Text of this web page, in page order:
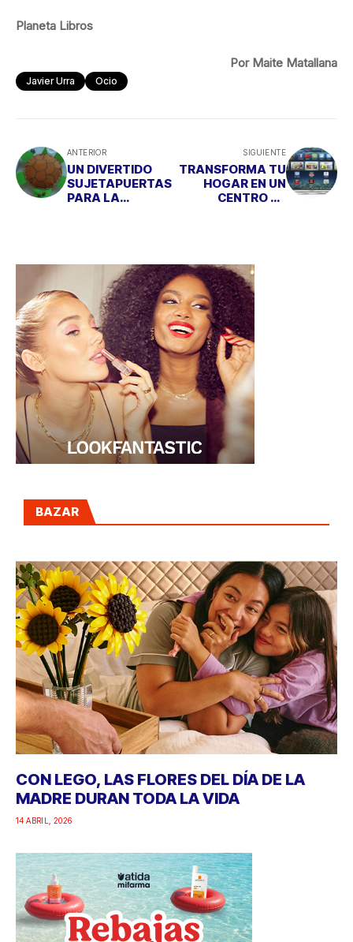
Planeta Libros
Por Maite Matallana
Javier Urra Ocio
ANTERIOR
UN DIVERTIDO
SUJETAPUERTAS
PARA LA
SIGUIENTE
TRANSFORMA TU
HOGAR EN UN
CENTRO DE
BAZAR
CON LEGO, LAS FLORES DEL DÍA DE LA
MADRE DURAN TODA LA VIDA
14 ABRIL, 2026